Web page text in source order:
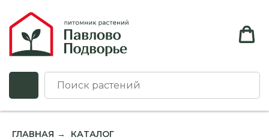
ГЛАВНАЯ → КАТАЛОГ